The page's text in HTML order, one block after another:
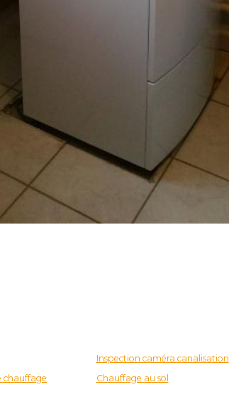
Inspection caméra canalisation
chauffage Chauffage au sol